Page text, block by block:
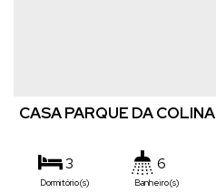
CASA PARQUE DA COLINA
3
Dormitório(s)
6
Banheiro(s)